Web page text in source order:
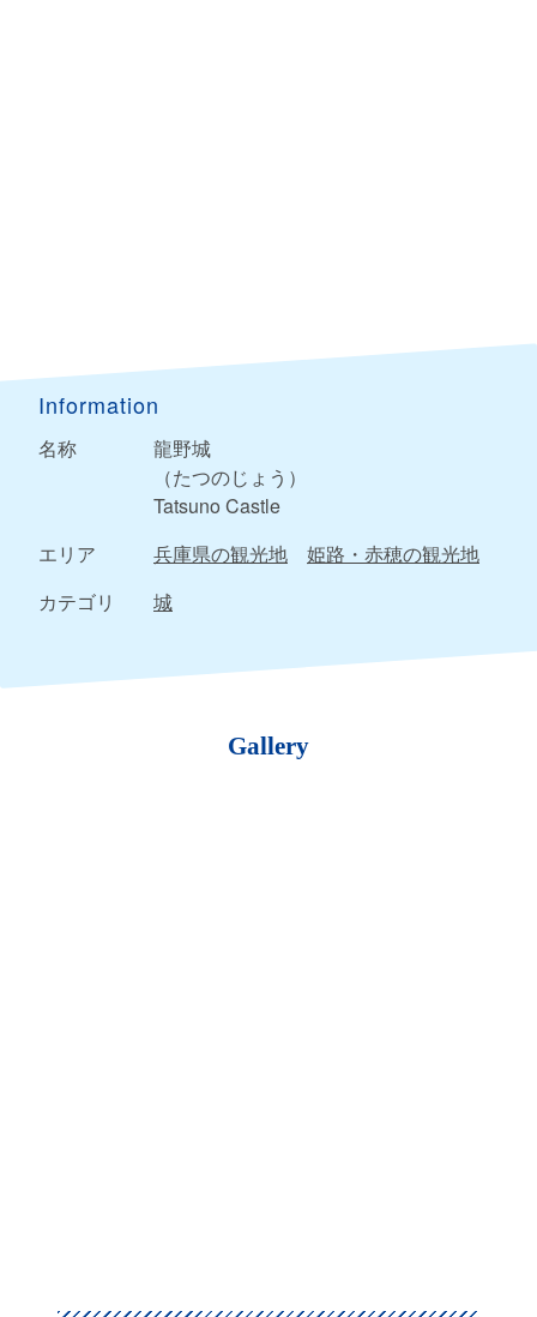
Information
名称
龍野城
（たつのじょう）
Tatsuno Castle
エリア
兵庫県の観光地
姫路・赤穂の観光地
カテゴリ
城
Gallery